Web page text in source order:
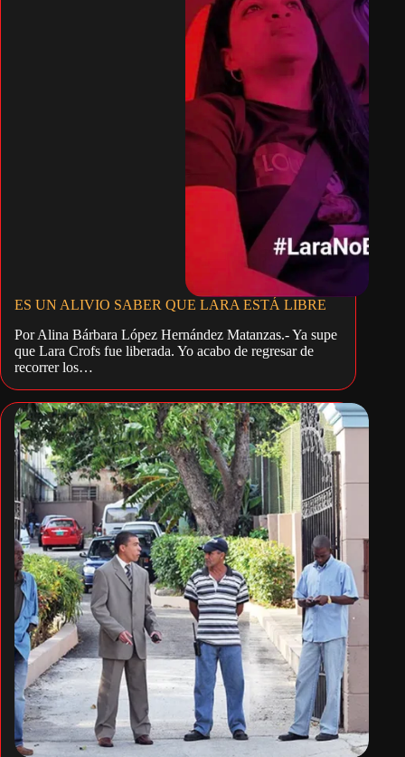
ES UN ALIVIO SABER QUE LARA ESTÁ LIBRE
Por Alina Bárbara López Hernández Matanzas.- Ya supe
que Lara Crofs fue liberada. Yo acabo de regresar de
recorrer los…